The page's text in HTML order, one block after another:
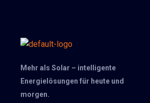
Mehr als Solar – intelligente
Energielösungen für heute und
morgen.